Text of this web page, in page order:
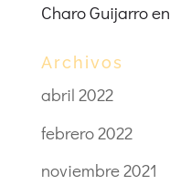
Charo Guijarroen
Archivos
abril 2022
febrero 2022
noviembre 2021